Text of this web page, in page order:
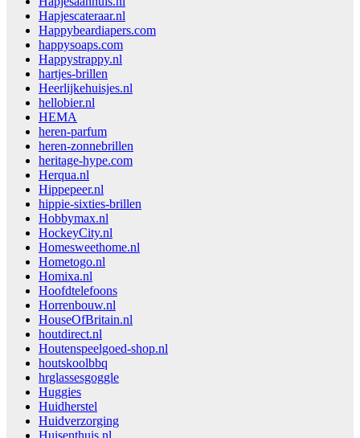
Hapjescateraar.nl
Happybeardiapers.com
happysoaps.com
Happystrappy.nl
hartjes-brillen
Heerlijkehuisjes.nl
hellobier.nl
HEMA
heren-parfum
heren-zonnebrillen
heritage-hype.com
Herqua.nl
Hippepeer.nl
hippie-sixties-brillen
Hobbymax.nl
HockeyCity.nl
Homesweethome.nl
Hometogo.nl
Homixa.nl
Hoofdtelefoons
Horrenbouw.nl
HouseOfBritain.nl
houtdirect.nl
Houtenspeelgoed-shop.nl
houtskoolbbq
hrglassesgoggle
Huggies
Huidherstel
Huidverzorging
Huisenthuis.nl